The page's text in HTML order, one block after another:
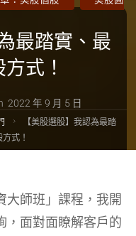
最踏實、最
式！
2022 年 9 月 5 日
【美股選股】我認為最踏
式！
大師班」課程，我開
，面對面瞭解客戶的